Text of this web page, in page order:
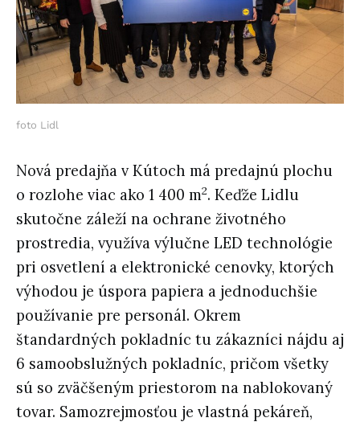
foto Lidl
Nová predajňa v Kútoch má predajnú plochu
o rozlohe viac ako 1 400 m2. Keďže Lidlu
skutočne záleží na ochrane životného
prostredia, využíva výlučne LED technológie
pri osvetlení a elektronické cenovky, ktorých
výhodou je úspora papiera a jednoduchšie
používanie pre personál. Okrem
štandardných pokladníc tu zákazníci nájdu aj
6 samoobslužných pokladníc, pričom všetky
sú so zväčšeným priestorom na nablokovaný
tovar. Samozrejmosťou je vlastná pekáreň,